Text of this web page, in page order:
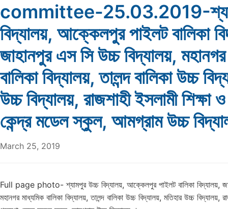
committee-25.03.2019-
বিদ্যালয়, আক্কেলপুর পাইলট বালিকা
জাহানপুর এস সি উচ্চ বিদ্যালয়,
বালিকা বিদ্যালয়, তালন্দ বালিকা উচ্চ
উচ্চ বিদ্যালয়, রাজশাহী ইসলামী শিক্ষা
কেন্দ্র মডেল স্কুল, আমগ্রাম উচ্চ
March 25, 2019
Full page photo- শ্যামপুর উচ্চ বিদ্যালয়, আক্কেলপুর পাইলট বালিকা বিদ্যালয়,
মহানগর মাধ্যমিক বালিকা বিদ্যালয়, তালন্দ বালিকা উচ্চ বিদ্যালয়, মতিহার উচ্চ বিদ্যালয়,